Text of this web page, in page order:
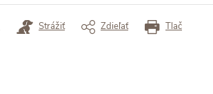
Tlač
Strážiť Zdieľať